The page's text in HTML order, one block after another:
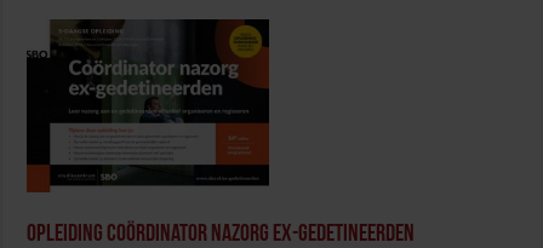
Opleiding Coördinator nazorg ex-gedetineerden